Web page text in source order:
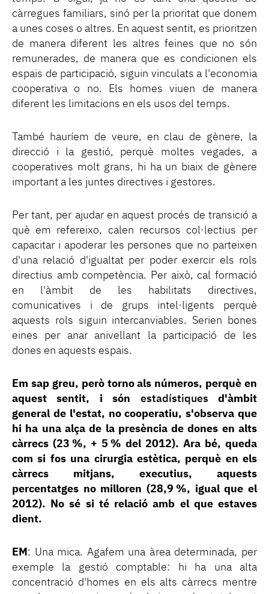
càrregues familiars, sinó per la prioritat que donem
a unes coses o altres. En aquest sentit, es prioritzen
de manera diferent les altres feines que no són
remunerades, de manera que es condicionen els
espais de participació, siguin vinculats a l'economia
cooperativa o no. Els homes viuen de manera
diferent les limitacions en els usos del temps.
També hauríem de veure, en clau de gènere, la
direcció i la gestió, perquè moltes vegades, a
cooperatives molt grans, hi ha un biaix de gènere
important a les juntes directives i gestores.
Per tant, per ajudar en aquest procés de transició a
què em refereixo, calen recursos col·lectius per
capacitar i apoderar les persones que no parteixen
d'una relació d'igualtat per poder exercir els rols
directius amb competència. Per això, cal formació
en l'àmbit de les habilitats directives,
comunicatives i de grups intel·ligents perquè
aquests rols siguin intercanviables. Serien bones
eines per anar anivellant la participació de les
dones en aquests espais.
Em sap greu, però torno als números, perquè en
aquest sentit, i són estadístiques d'àmbit
general de l'estat, no cooperatiu, s'observa que
hi ha una alça de la presència de dones en alts
càrrecs (23 %, + 5 % del 2012). Ara bé, queda
com si fos una cirurgia estètica, perquè en els
càrrecs mitjans, executius, aquests
percentatges no milloren (28,9 %, igual que el
2012). No sé si té relació amb el que estaves
dient.
EM : Una mica. Agafem una àrea determinada, per
exemple la gestió comptable: hi ha una alta
concentració d'homes en els alts càrrecs mentre